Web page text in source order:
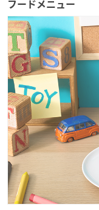
フードメニュー